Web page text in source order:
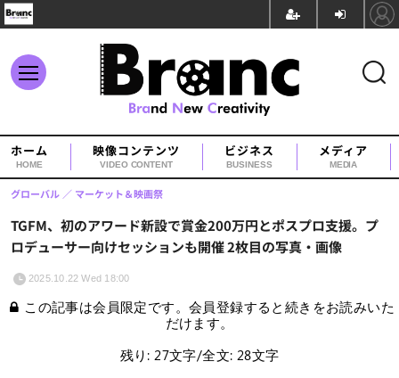
ホーム
HOME
映像コンテンツ
VIDEO CONTENT
ビジネス
BUSINESS
メディア
MEDIA
TGFM、初のアワード新設で賞金200万円とポスプロ支援。プ
ロデューサー向けセッションも開催 2枚目の写真・画像
グローバル マーケット＆映画祭
2025.10.22 Wed 18:00
この記事は会員限定です。会員登録すると続きをお読みいた
だけます。
残り: 27文字/全文: 28文字